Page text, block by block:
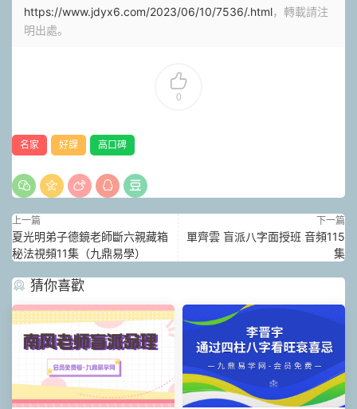
https://www.jdyx6.com/2023/06/10/7536/.html，轉載請注
明出處。
0
名家 好課 高口碑
上一篇
夏光明弟子德鏡老師斷六親藏箱
秘法視頻11集（九鼎易學）
下一篇
單齊雲 盲派八字面授班 音頻115
集
猜你喜歡